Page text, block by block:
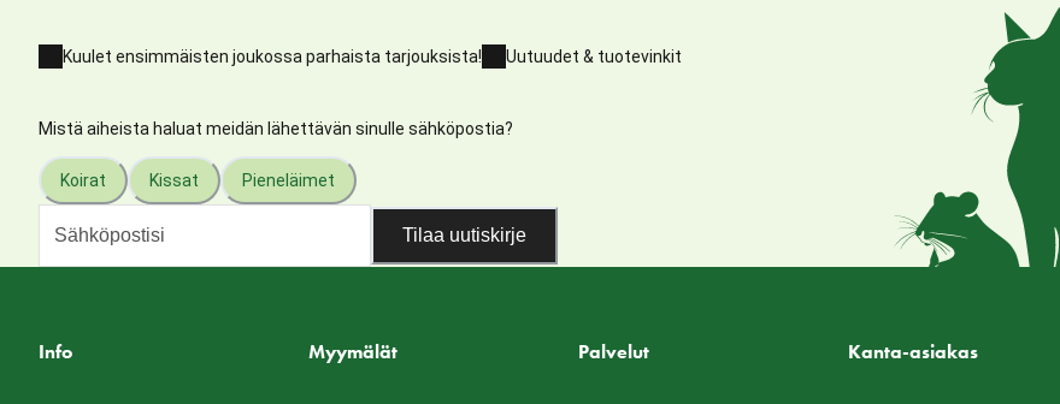
Kuulet ensimmäisten joukossa parhaista tarjouksista! Uutuudet & tuotevinkit
Mistä aiheista haluat meidän lähettävän sinulle sähköpostia?
Koirat Kissat Pieneläimet
Tilaa uutiskirje
Info Myymälät Palvelut Kanta-asiakas